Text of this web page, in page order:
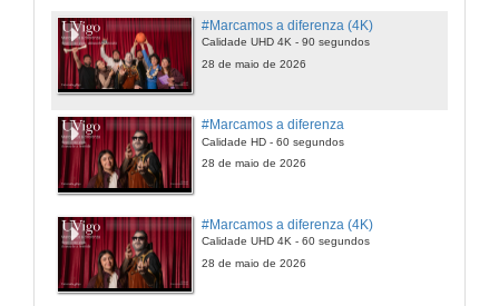
#Marcamos a diferenza (4K)
Calidade UHD 4K - 90 segundos
28 de maio de 2026
#Marcamos a diferenza
Calidade HD - 60 segundos
28 de maio de 2026
#Marcamos a diferenza (4K)
Calidade UHD 4K - 60 segundos
28 de maio de 2026